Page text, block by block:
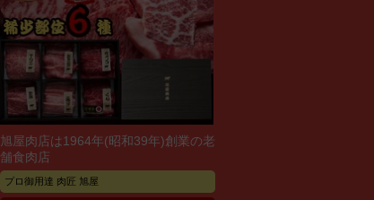
旭屋肉店は1964年(昭和39年)創業の老
舗食肉店
プロ御用達 肉匠 旭屋